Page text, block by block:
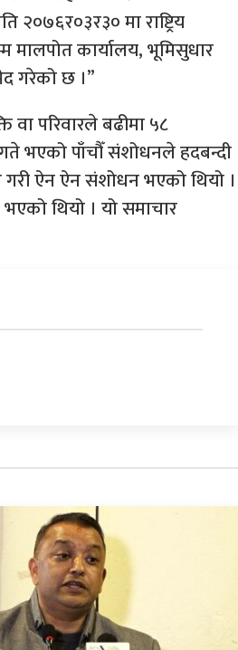
मा राष्ट्रिय
मालपोत कार्यालय, भूमिसुधार
गरेको छ ।”
वा परिवारले बढीमा ५८
गते भएको पाँचौँ संशोधनले हदबन्दी
गरी ऐन ऐन संशोधन भएको थियो ।
थियो । यो समाचार